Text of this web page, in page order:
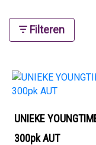
Filteren
UNIEKE
300pk AUT